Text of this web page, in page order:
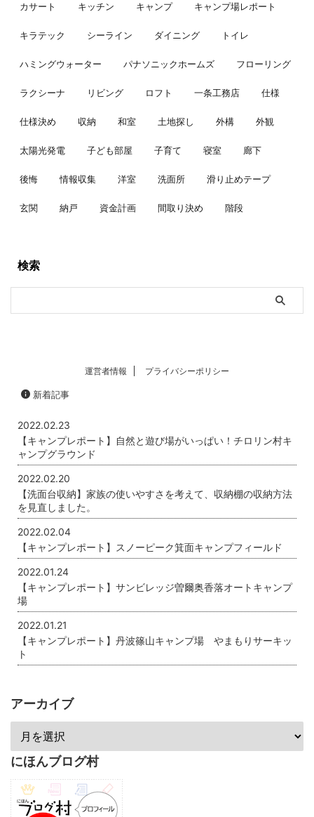
カサート キッチン キャンプ キャンプ場レポート
キラテック シーライン ダイニング トイレ
ハミングウォーター パナソニックホームズ フローリング
ラクシーナ リビング ロフト 一条工務店 仕様
仕様決め 収納 和室 土地探し 外構 外観
太陽光発電 子ども部屋 子育て 寝室 廊下
後悔 情報収集 洋室 洗面所 滑り止めテープ
玄関 納戸 資金計画 間取り決め 階段
検索
運営者情報 プライバシーポリシー
新着記事
2022.02.23
【キャンプレポート】自然と遊び場がいっぱい！チロリン村キ
ャンプグラウンド
2022.02.20
【洗面台収納】家族の使いやすさを考えて、収納棚の収納方法
を見直しました。
2022.02.04
【キャンプレポート】スノーピーク箕面キャンプフィールド
2022.01.24
【キャンプレポート】サンビレッジ曽爾奥香落オートキャンプ
場
2022.01.21
【キャンプレポート】丹波篠山キャンプ場 やまもりサーキッ
ト
アーカイブ
にほんブログ村